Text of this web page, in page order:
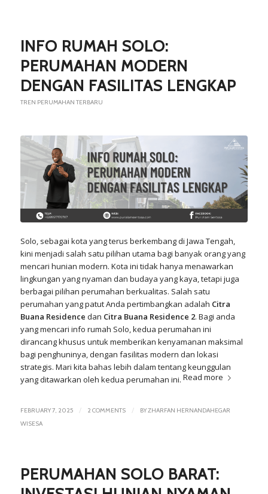
INFO RUMAH SOLO:
PERUMAHAN MODERN
DENGAN FASILITAS LENGKAP
TREN PERUMAHAN TERBARU
Solo , sebagai kota yang terus berkembang di Jawa Tengah,
kini menjadi salah satu pilihan utama bagi banyak orang yang
mencari hunian modern. Kota ini tidak hanya menawarkan
lingkungan yang nyaman dan budaya yang kaya, tetapi juga
berbagai pilihan perumahan berkualitas. Salah satu
perumahan yang patut Anda pertimbangkan adalah Citra
Buana Residence dan Citra Buana Residence 2. Bagi anda
yang mencari info rumah Solo, kedua perumahan ini
dirancang khusus untuk memberikan kenyamanan maksimal
bagi penghuninya, dengan fasilitas modern dan lokasi
strategis. Mari kita bahas lebih dalam tentang keunggulan
yang ditawarkan oleh kedua perumahan ini. Read more
FEBRUARY 7, 2025 / 2 COMMENTS / BYZHARFAN HERNANDAHEGAR
WISESA
PERUMAHAN SOLO BARAT: